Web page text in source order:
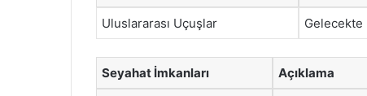
Uluslararası Uçuşlar
Seyahat İmkanları Açıklama